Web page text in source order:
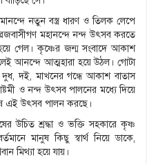
নতুন বস্ত্র ধারণ ও তিলক লেপে
মহানন্দে নন্দ উৎসব করতে
গেল। কৃষ্ণের জন্ম সংবাদে আকাশ
আনন্দে আত্মহারা হয়ে উঠল। গোটা
দুধ, দই, মাখনের গন্ধে আকাশ বাতাস
ও নন্দ উৎসব পালনের মধ্যে দিয়ে
এই উৎসব পালন করছে।
উচিত শ্রদ্ধা ও ভক্তি সহকারে কৃষ্ণ
মানুষ কিছু স্বার্থ নিয়ে ডাকে,
মিথ্যা হয়ে যায়।